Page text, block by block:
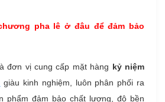
pha lê ở đâu để đảm bảo
đơn vị cung cấp mặt hàng kỷ niệm
giàu kinh nghiệm, luôn phân phối ra
phẩm đảm bảo chất lượng, độ bền